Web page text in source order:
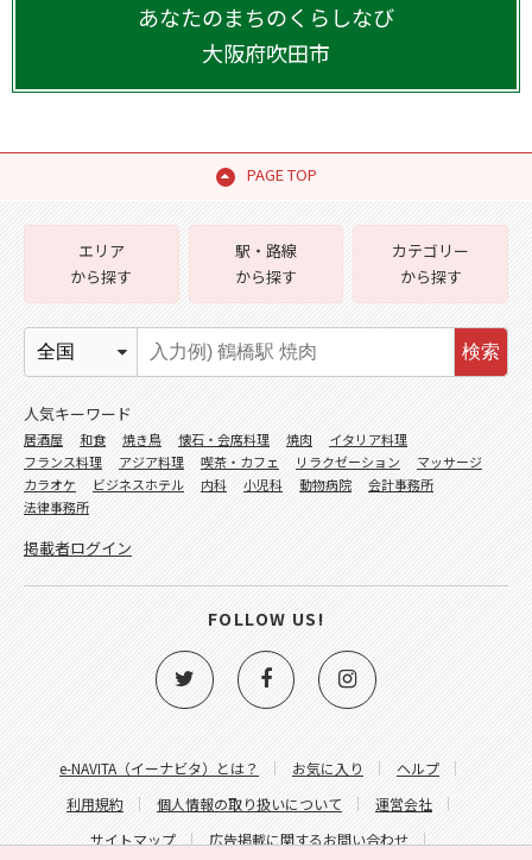
あなたのまちのくらしなび
大阪府吹田市
PAGE TOP
e-NAVITA（イーナビタ）とは？ お気に入り
ヘルプ
利用規約
個人情報の取り扱いについて
運営会社
サイトマップ
広告掲載に関するお問い合わせ
エリア
から探す
駅・路線
から探す
カテゴリー
から探す
検索
人気キーワード
居酒屋 和食 焼き鳥 懐石・会席料理 焼肉
イタリア料理
フランス料理
アジア料理 喫茶・カフェ リラクゼーション
マッサージ
カラオケ
ビジネスホテル 内科 小児科 動物病院
会計事務所
法律事務所
掲載者ログイン
FOLLOW US!